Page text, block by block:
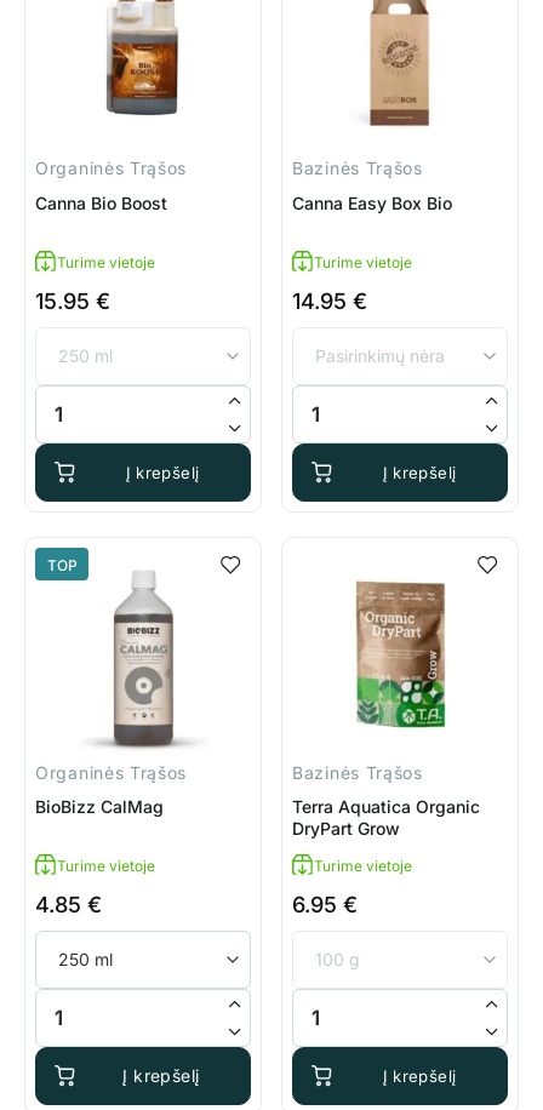
Organinės Trąšos
Canna Bio Boost
Turime vietoje
15.95 €
produkto kiekis: Canna Bio Boost
Į krepšelį
Bazinės Trąšos
Canna Easy Box Bio
Turime vietoje
14.95 €
produkto kiekis: Canna Easy
Į krepšelį
TOP
Organinės Trąšos
BioBizz CalMag
Turime vietoje
4.85 €
produkto kiekis: BioBizz CalMag
Į krepšelį
Bazinės Trąšos
Terra Aquatica Organic
DryPart Grow
Turime vietoje
6.95 €
produkto kiekis: Terra
Į krepšelį